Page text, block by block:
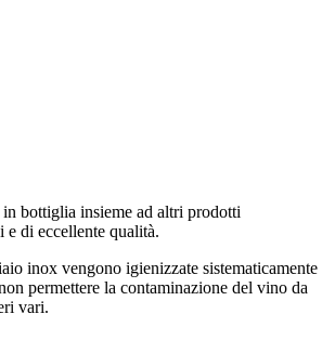
bottiglia insieme ad altri prodotti
e di eccellente qualità.
inox vengono igienizzate sistematicamente
permettere la contaminazione del vino da
vari.